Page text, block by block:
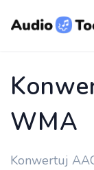
WMA
Konwertuj